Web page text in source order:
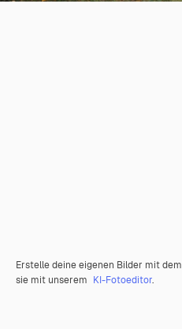
Erstelle deine eigenen Bilder mit dem
sie mit unserem KI-Fotoeditor.